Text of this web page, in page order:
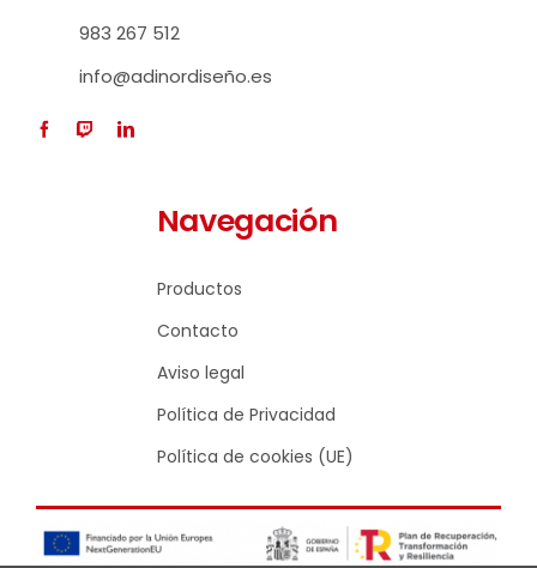
983 267 512
info@adinordiseño.es
Navegación
Productos
Contacto
Aviso legal
Política de Privacidad
Política de cookies (UE)